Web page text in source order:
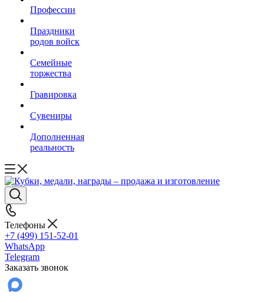
Профессии
Праздники
родов войск
Семейные
торжества
Гравировка
Сувениры
Дополненная
реальность
Телефоны
+7 (499) 151-52-01
WhatsApp
Telegram
Заказать звонок